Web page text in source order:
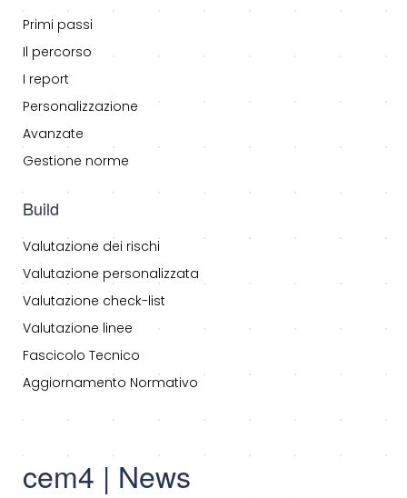
Primi passi
Il percorso
I report
Personalizzazione
Avanzate
Gestione norme
Build
Valutazione dei rischi
Valutazione personalizzata
Valutazione check-list
Valutazione linee
Fascicolo Tecnico
Aggiornamento Normativo
cem4 | News